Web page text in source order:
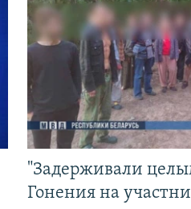
"Задерживали
Гонения на